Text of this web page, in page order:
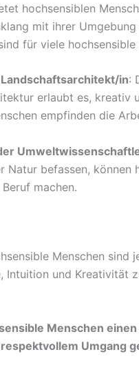
hochsensiblen
mit ihrer
für viele
in:
erlaubt es, kreativ
empfinden die
Natur befassen, können
machen.
Menschen sind
Intuition und Kreativität
Menschen
Umgang